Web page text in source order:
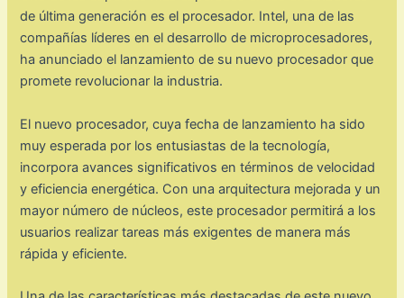
de última generación es el procesador. Intel, una de las
compañías líderes en el desarrollo de microprocesadores,
ha anunciado el lanzamiento de su nuevo procesador que
promete revolucionar la industria.
El nuevo procesador, cuya fecha de lanzamiento ha sido
muy esperada por los entusiastas de la tecnología,
incorpora avances significativos en términos de velocidad
y eficiencia energética. Con una arquitectura mejorada y un
mayor número de núcleos, este procesador permitirá a los
usuarios realizar tareas más exigentes de manera más
rápida y eficiente.